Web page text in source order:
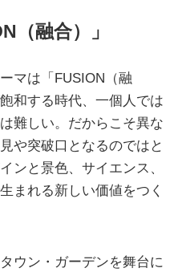
（融合）」
マは「FUSION（融
和する時代、一個人では
難しい。だからこそ異な
や突破口となるのではと
ンと景色、サイエンス、
まれる新しい価値をつく
ウン・ガーデンを舞台に